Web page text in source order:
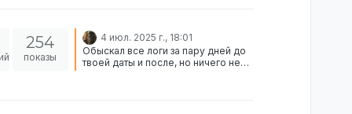
254
показы
4 июл. 2025 г., 18:01
Обыскал все логи за пару дней до
твоей даты и после, но ничего не